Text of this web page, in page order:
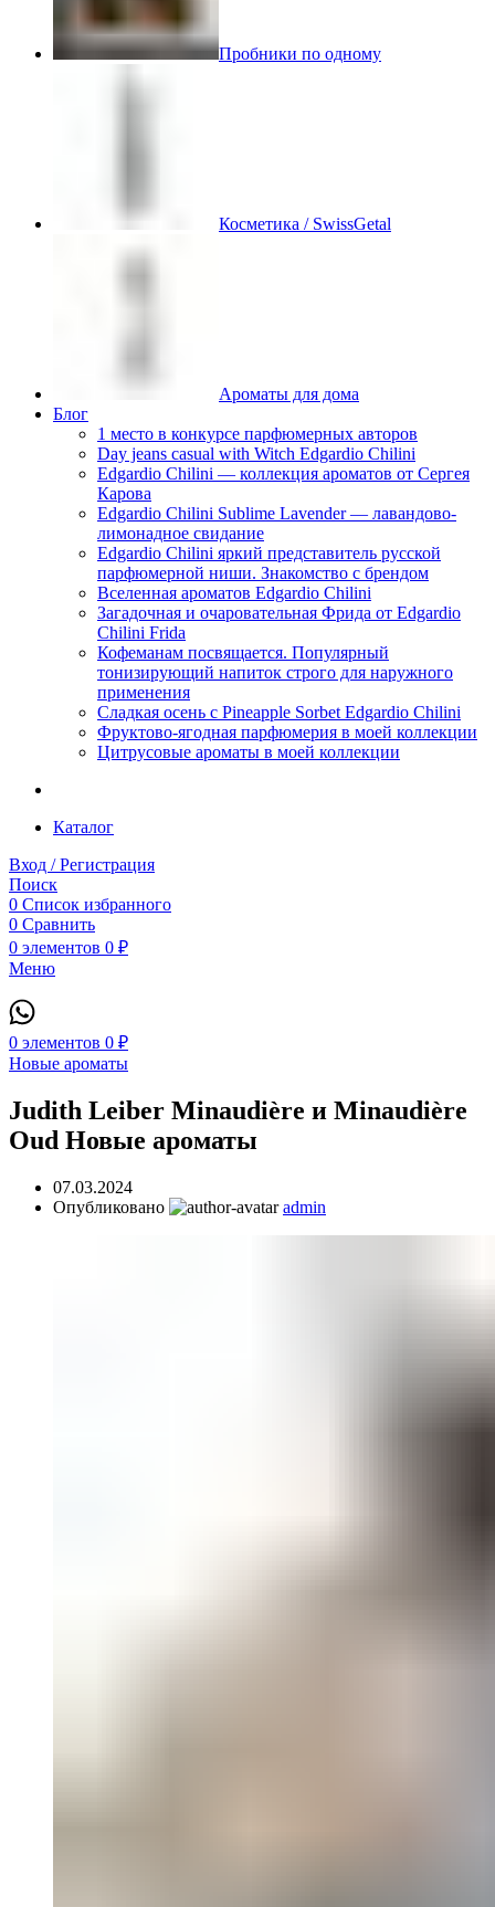
Пробники по одному
Косметика / SwissGetal
Ароматы для дома
Блог
1 место в конкурсе парфюмерных авторов
Day jeans casual with Witch Edgardio Chilini
Edgardio Chilini — коллекция ароматов от Сергея
Карова
Edgardio Chilini Sublime Lavender — лавандово-
лимонадное свидание
Edgardio Chilini яркий представитель русской
парфюмерной ниши. Знакомство с брендом
Вселенная ароматов Edgardio Chilini
Загадочная и очаровательная Фрида от Edgardio
Chilini Frida
Кофеманам посвящается. Популярный
тонизирующий напиток строго для наружного
применения
Сладкая осень с Pineapple Sorbet Edgardio Chilini
Фруктово-ягодная парфюмерия в моей коллекции
​Цитрусовые ароматы в моей коллекции
Каталог
Вход / Регистрация
Поиск
0 Список избранного
0 Сравнить
0 элементов 0 ₽
Меню
0 элементов 0 ₽
Новые ароматы
Judith Leiber Minaudière и Minaudière
Oud Новые ароматы
07.03.2024
Опубликовано
admin